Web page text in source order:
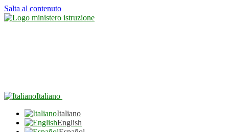
Salta al contenuto
Italiano
Italiano
English